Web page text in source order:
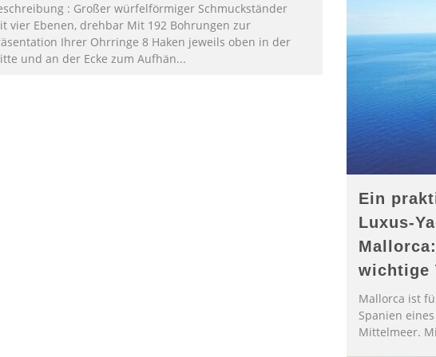
: Großer würfelförmiger Schmuckständer
vier Ebenen, drehbar Mit 192 Bohrungen zur
Ihrer Ohrringe 8 Haken jeweils oben in der
und an der Ecke zum Aufhän...
Ein
Luxus-
wichtige
Mallorca ist
Spanien
Mittelmeer.